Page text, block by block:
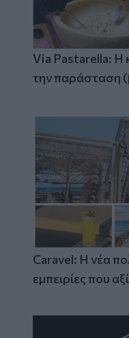
Via Pastarella: Η
την παράσταση
Caravel: Η νέα
εμπειρίες που